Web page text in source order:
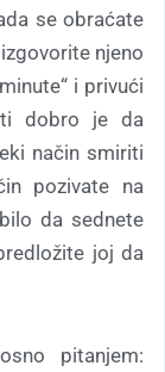
se obraćate
njeno
i privući
dobro je da
način smiriti
pozivate na
da sednete
joj da
pitanjem: